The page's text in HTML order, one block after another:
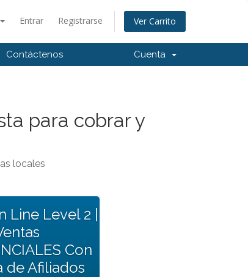
Entrar Registrarse Ver Carrito
Contáctenos Cuenta
para cobrar y
locales
Line Level 2 |
Con
de Afiliados